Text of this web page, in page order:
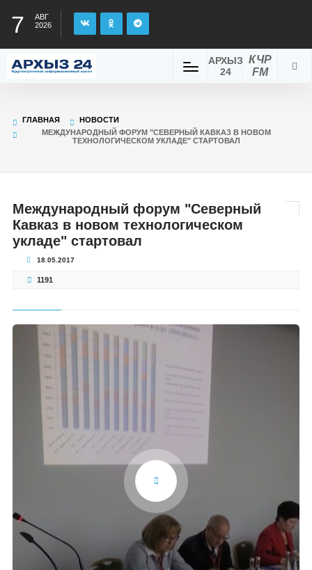
7
АВГ
2026
КЧР
FM
АРХЫЗ
24
ГЛАВНАЯ
НОВОСТИ
МЕЖДУНАРОДНЫЙ ФОРУМ "СЕВЕРНЫЙ КАВКАЗ В НОВОМ
ТЕХНОЛОГИЧЕСКОМ УКЛАДЕ" СТАРТОВАЛ
Международный форум "Северный
Кавказ в новом технологическом
укладе" стартовал
18.05.2017
1191